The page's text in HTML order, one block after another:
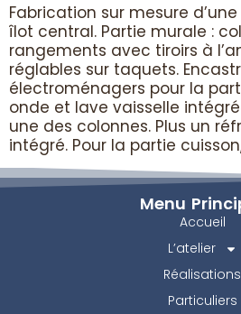
Fabrication sur mesure
îlot central. Partie murale :
rangements avec tiroirs à
réglables sur taquets.
électroménagers pour la
onde et lave vaisselle
une des colonnes. Plus un
intégré. Pour la partie
Menu
Accueil
L’atelier
Réalisations
Particuliers